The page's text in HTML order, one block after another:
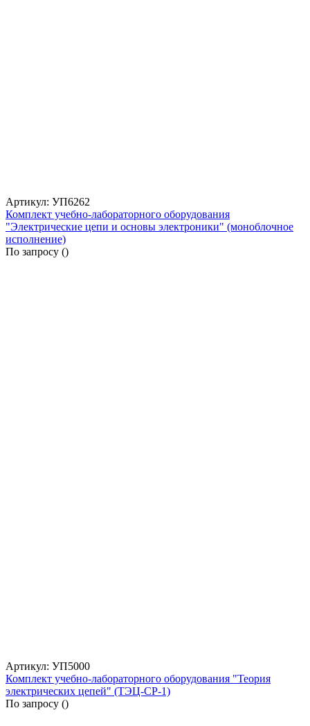
Артикул: УП6262
Комплект учебно-лабораторного оборудования
"Электрические цепи и основы электроники" (моноблочное
исполнение)
По запросу ()
Артикул: УП5000
Комплект учебно-лабораторного оборудования "Теория
электрических цепей" (ТЭЦ-СР-1)
По запросу ()